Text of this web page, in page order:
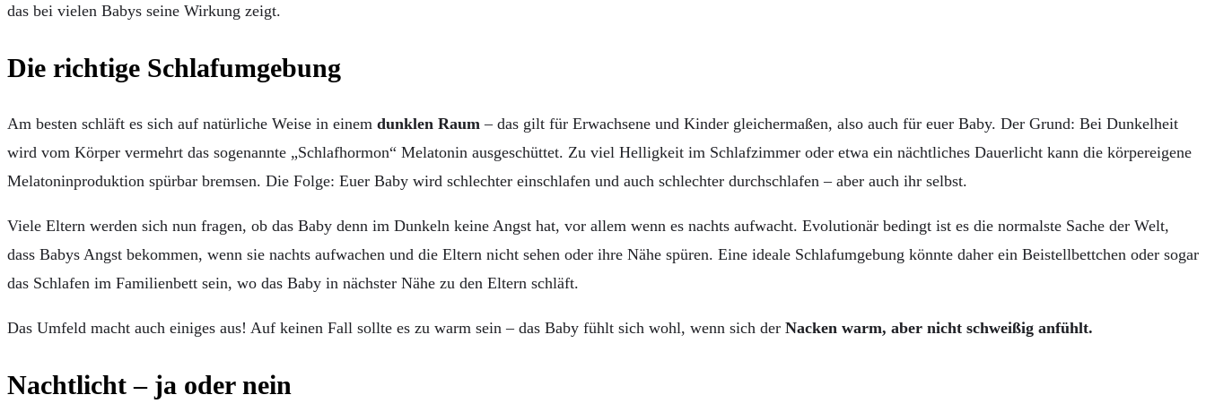
das bei vielen Babys seine Wirkung zeigt.
Die richtige Schlafumgebung
Am besten schläft es sich auf natürliche Weise in einem dunklen Raum – das gilt für Erwachsene und Kinder gleichermaßen, also auch für euer Baby. Der Grund: Bei Dunkelheit
wird vom Körper vermehrt das sogenannte „Schlafhormon“ Melatonin ausgeschüttet. Zu viel Helligkeit im Schlafzimmer oder etwa ein nächtliches Dauerlicht kann die körpereigene
Melatoninproduktion spürbar bremsen. Die Folge: Euer Baby wird schlechter einschlafen und auch schlechter durchschlafen – aber auch ihr selbst.
Viele Eltern werden sich nun fragen, ob das Baby denn im Dunkeln keine Angst hat, vor allem wenn es nachts aufwacht. Evolutionär bedingt ist es die normalste Sache der Welt,
dass Babys Angst bekommen, wenn sie nachts aufwachen und die Eltern nicht sehen oder ihre Nähe spüren. Eine ideale Schlafumgebung könnte daher ein Beistellbettchen oder sogar
das Schlafen im Familienbett sein, wo das Baby in nächster Nähe zu den Eltern schläft.
Das Umfeld macht auch einiges aus! Auf keinen Fall sollte es zu warm sein – das Baby fühlt sich wohl, wenn sich der Nacken warm, aber nicht schweißig anfühlt.
Nachtlicht – ja oder nein